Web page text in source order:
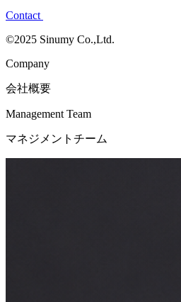
Contact
©2025 Sinumy Co.,Ltd.
Company
会社概要
Management Team
マネジメントチーム